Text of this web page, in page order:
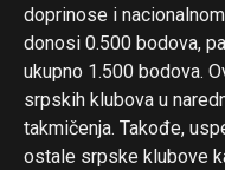
doprinose i
donosi 0.500 bodova,
ukupno 1.500 bodova.
srpskih klubova u
takmičenja. Takođe,
ostale srpske klubove